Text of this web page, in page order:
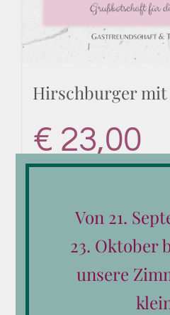
Hirschburger
€ 23,00
In den Warenkorb
Von 21.
23. Oktober
unsere